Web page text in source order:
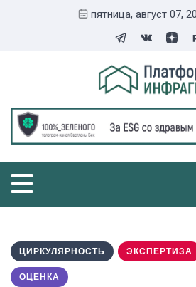
пятница, август 07,
ЦИРКУЛЯРНОСТЬ ЭКСПЕРТИЗА
ОЦЕНКА